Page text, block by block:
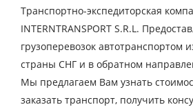
Транспортно-экспедиторская
INTERNTRANSPORT S.R.L.
грузоперевозок автотранспортом
страны СНГ и в обратном
Мы предлагаем Вам узнать
заказать транспорт, получить